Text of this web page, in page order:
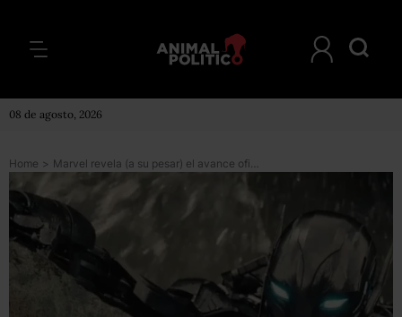
08 de agosto, 2026
Home > Marvel revela (a su pesar) el avance oficial de <i>Avengers 2: La Era de Ultron</i>